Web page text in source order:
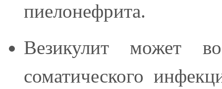
пиелонефрита.
Везикулит может
соматического